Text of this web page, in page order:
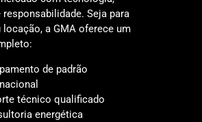
responsabilidade. Seja para
a GMA oferece um
de padrão
técnico qualificado
energética